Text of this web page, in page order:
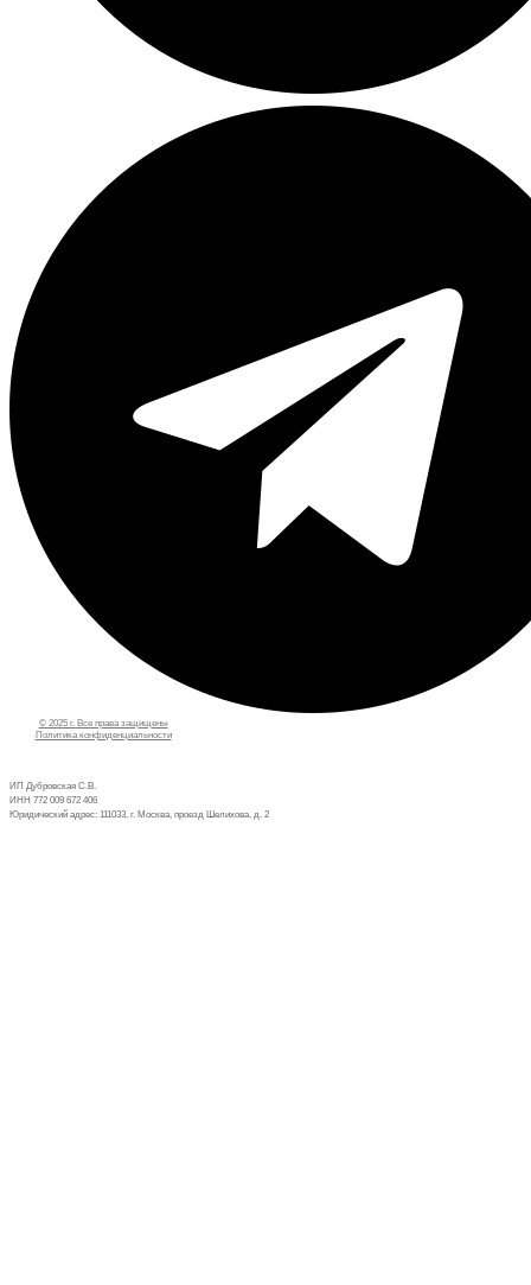
© 2025 г. Все права защищены
Политика конфиденциальности
ИП Дубровская С.В.
ИНН 772 009 672 406
Юридический адрес: 111033, г. Москва, проезд Шелихова, д. 2